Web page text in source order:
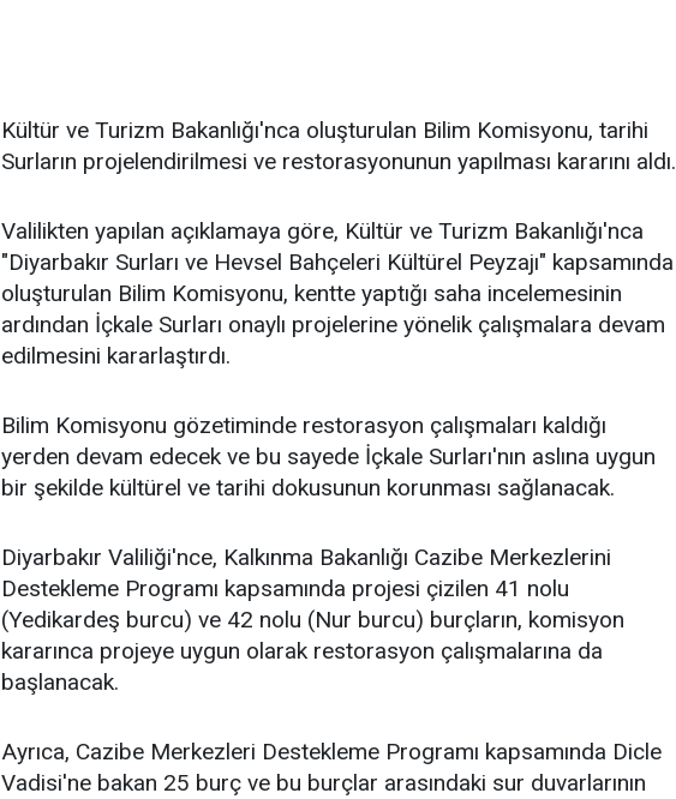
Kültür ve Turizm Bakanlığı'nca oluşturulan Bilim Komisyonu, tarihi
Surların projelendirilmesi ve restorasyonunun yapılması kararını aldı.
Valilikten yapılan açıklamaya göre, Kültür ve Turizm Bakanlığı'nca
"Diyarbakır Surları ve Hevsel Bahçeleri Kültürel Peyzajı" kapsamında
oluşturulan Bilim Komisyonu, kentte yaptığı saha incelemesinin
ardından İçkale Surları onaylı projelerine yönelik çalışmalara devam
edilmesini kararlaştırdı.
Bilim Komisyonu gözetiminde restorasyon çalışmaları kaldığı
yerden devam edecek ve bu sayede İçkale Surları'nın aslına uygun
bir şekilde kültürel ve tarihi dokusunun korunması sağlanacak.
Diyarbakır Valiliği'nce, Kalkınma Bakanlığı Cazibe Merkezlerini
Destekleme Programı kapsamında projesi çizilen 41 nolu
(Yedikardeş burcu) ve 42 nolu (Nur burcu) burçların, komisyon
kararınca projeye uygun olarak restorasyon çalışmalarına da
başlanacak.
Ayrıca, Cazibe Merkezleri Destekleme Programı kapsamında Dicle
Vadisi'ne bakan 25 burç ve bu burçlar arasındaki sur duvarlarının